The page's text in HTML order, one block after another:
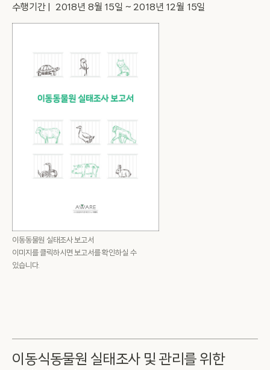
수행기간 | 2018년 8월 15일 ~ 2018년 12월 15일
이동동물원 실태조사 보고서
이미지를 클릭하시면 보고서를 확인하실 수
있습니다.
이동식동물원 실태조사 및 관리를 위한